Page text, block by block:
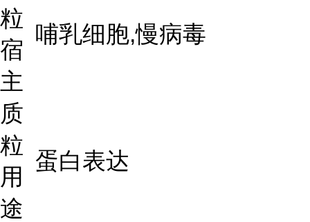
粒
宿
主
哺乳细胞,慢病毒
质
粒
用
途
蛋白表达